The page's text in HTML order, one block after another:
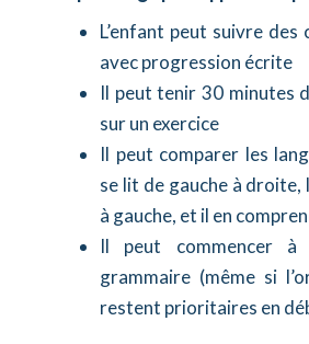
L’enfant peut suivre
avec progression écrite
Il peut tenir 30 minutes
sur un exercice
Il peut comparer les
se lit de gauche à droite,
à gauche, et il en
Il peut commencer à
grammaire (même si
restent prioritaires en